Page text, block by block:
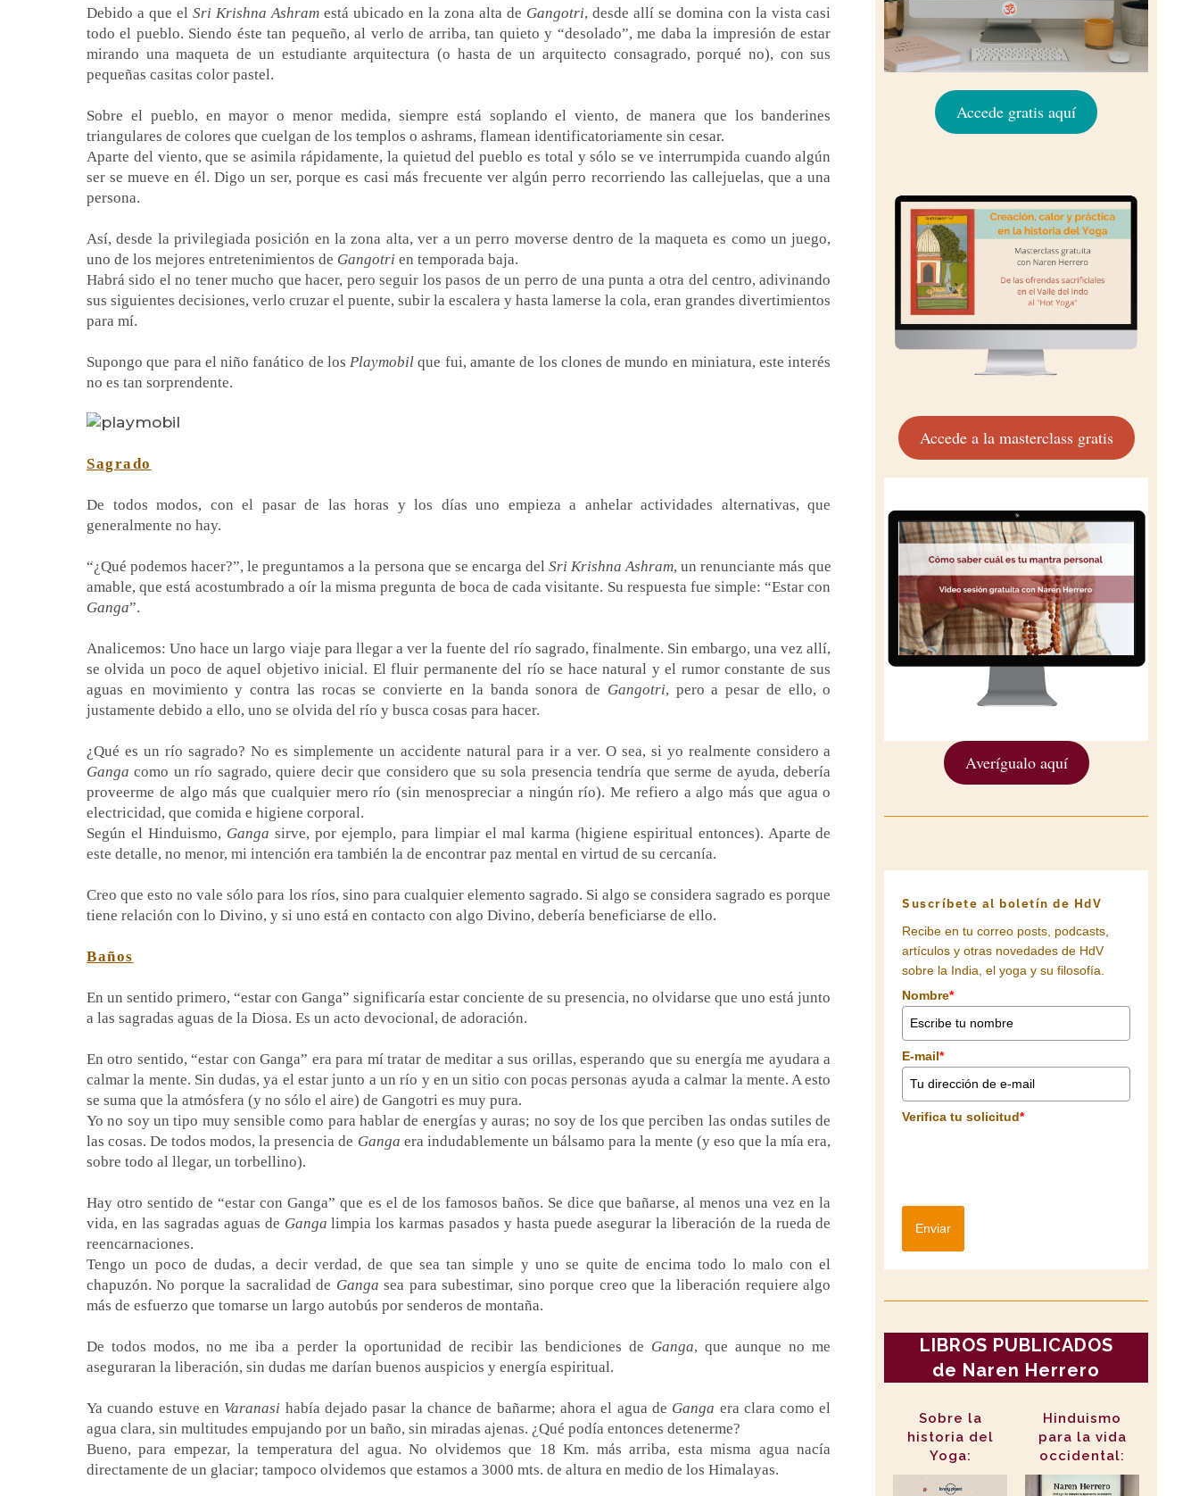
Debido a que el Sri Krishna Ashramestá ubicado en la zona alta de Gangotri, desde allí se domina con la vista casi
todo el pueblo. Siendo éste tan pequeño, al verlo de arriba, tan quieto y “desolado”, me daba la impresión de estar
mirando una maqueta de un estudiante arquitectura (o hasta de un arquitecto consagrado, porqué no), con sus
pequeñas casitas color pastel.
Sobre el pueblo, en mayor o menor medida, siempre está soplando el viento, de manera que los banderines
triangulares de colores que cuelgan de los templos o ashrams, flamean identificatoriamente sin cesar.
Aparte del viento, que se asimila rápidamente, la quietud del pueblo es total y sólo se ve interrumpida cuando algún
ser se mueve en él. Digo un ser, porque es casi más frecuente ver algún perro recorriendo las callejuelas, que a una
persona.
Así, desde la privilegiada posición en la zona alta, ver a un perro moverse dentro de la maqueta es como un juego,
uno de los mejores entretenimientos de Gangotri en temporada baja.
Habrá sido el no tener mucho que hacer, pero seguir los pasos de un perro de una punta a otra del centro, adivinando
sus siguientes decisiones, verlo cruzar el puente, subir la escalera y hasta lamerse la cola, eran grandes divertimientos
para mí.
Supongo que para el niño fanático de losPlaymobil que fui, amante de los clones de mundo en miniatura, este interés
no es tan sorprendente.
Sagrado
De todos modos, con el pasar de las horas y los días uno empieza a anhelar actividades alternativas, que
generalmente no hay.
“¿Qué podemos hacer?”, le preguntamos a la persona que se encarga del Sri Krishna Ashram, un renunciante más que
amable, que está acostumbrado a oír la misma pregunta de boca de cada visitante. Su respuesta fue simple: “Estar con
Ganga”.
Analicemos: Uno hace un largo viaje para llegar a ver la fuente del río sagrado, finalmente. Sin embargo, una vez allí,
se olvida un poco de aquel objetivo inicial. El fluir permanente del río se hace natural y el rumor constante de sus
aguas en movimiento y contra las rocas se convierte en la banda sonora de Gangotri, pero a pesar de ello, o
justamente debido a ello, uno se olvida del río y busca cosas para hacer.
¿Qué es un río sagrado? No es simplemente un accidente natural para ir a ver. O sea, si yo realmente considero a
Ganga como un río sagrado, quiere decir que considero que su sola presencia tendría que serme de ayuda, debería
proveerme de algo más que cualquier mero río (sin menospreciar a ningún río). Me refiero a algo más que agua o
electricidad, que comida e higiene corporal.
Según el Hinduismo, Ganga sirve, por ejemplo, para limpiar el mal karma (higiene espiritual entonces). Aparte de
este detalle, no menor, mi intención era también la de encontrar paz mental en virtud de su cercanía.
Creo que esto no vale sólo para los ríos, sino para cualquier elemento sagrado. Si algo se considera sagrado es porque
tiene relación con lo Divino, y si uno está en contacto con algo Divino, debería beneficiarse de ello.
Baños
En un sentido primero, “estar con Ganga” significaría estar conciente de su presencia, no olvidarse que uno está junto
a las sagradas aguas de la Diosa. Es un acto devocional, de adoración.
En otro sentido, “estar con Ganga” era para mí tratar de meditar a sus orillas, esperando que su energía me ayudara a
calmar la mente. Sin dudas, ya el estar junto a un río y en un sitio con pocas personas ayuda a calmar la mente. A esto
se suma que la atmósfera (y no sólo el aire) de Gangotri es muy pura.
Yo no soy un tipo muy sensible como para hablar de energías y auras; no soy de los que perciben las ondas sutiles de
las cosas. De todos modos, la presencia de Ganga era indudablemente un bálsamo para la mente (y eso que la mía era,
sobre todo al llegar, un torbellino).
Hay otro sentido de “estar con Ganga” que es el de los famosos baños. Se dice que bañarse, al menos una vez en la
vida, en las sagradas aguas de Ganga limpia los karmas pasados y hasta puede asegurar la liberación de la rueda de
reencarnaciones.
Tengo un poco de dudas, a decir verdad, de que sea tan simple y uno se quite de encima todo lo malo con el
chapuzón. No porque la sacralidad de Ganga sea para subestimar, sino porque creo que la liberación requiere algo
más de esfuerzo que tomarse un largo autobús por senderos de montaña.
De todos modos, no me iba a perder la oportunidad de recibir las bendiciones de Ganga, que aunque no me
aseguraran la liberación, sin dudas me darían buenos auspicios y energía espiritual.
Ya cuando estuve en Varanasi había dejado pasar la chance de bañarme; ahora el agua de Ganga era clara como el
agua clara, sin multitudes empujando por un baño, sin miradas ajenas. ¿Qué podía entonces detenerme?
Bueno, para empezar, la temperatura del agua. No olvidemos que 18 Km. más arriba, esta misma agua nacía
directamente de un glaciar; tampoco olvidemos que estamos a 3000 mts. de altura en medio de los Himalayas.
Accede gratis aquí
Accede a la masterclass gratis
Averígualo aquí
Suscríbete al boletín de HdV
Recibe en tu correo posts, podcasts,
artículos y otras novedades de HdV
sobre la India, el yoga y su filosofía.
Nombre*
E-mail*
Verifica tu solicitud*
Enviar
LIBROS PUBLICADOS
de Naren Herrero
Sobre la
historia del
Yoga:
Hinduismo
para la vida
occidental: